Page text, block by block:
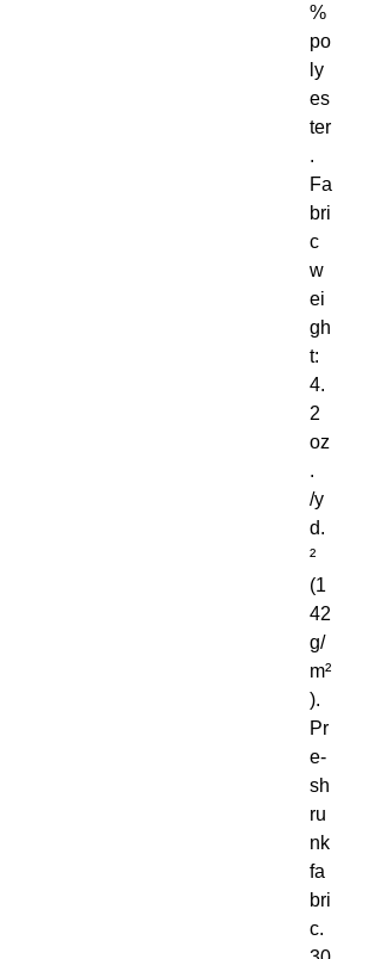
%
po
ly
es
ter
.
Fa
bri
c
w
ei
gh
t:
4.
2
oz
.
/y
d.
²
(1
42
g/
m²
).
Pr
e-
sh
ru
nk
fa
bri
c.